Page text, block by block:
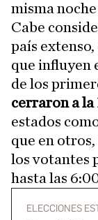
misma
Cabe
país
que influyen
de los
cerraron a la
estados
que en
los votantes
hasta las
ELECCIONES